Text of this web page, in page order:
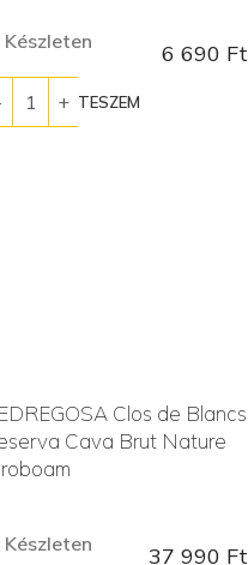
Készleten 6 690 Ft
TESZEM
Clos de Blancs
Cava Brut Nature
Készleten 37 990 Ft